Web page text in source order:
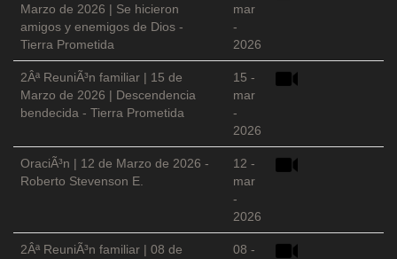
Marzo de 2026 | Se hicieron
amigos y enemigos de Dios -
Tierra Prometida
mar
-
2026
2Âª ReuniÃ³n familiar | 15 de
Marzo de 2026 | Descendencia
bendecida - Tierra Prometida
15 -
mar
-
2026
OraciÃ³n | 12 de Marzo de 2026 -
Roberto Stevenson E.
12 -
mar
-
2026
2Âª ReuniÃ³n familiar | 08 de
08 -